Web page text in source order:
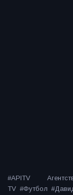
#APITV
TV #Футбол